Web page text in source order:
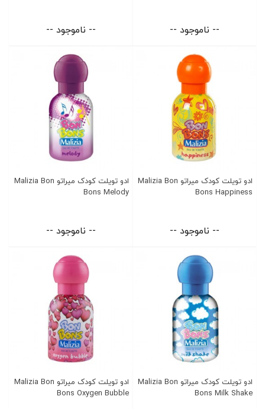
-- ناموجود -- -- ناموجود --
ادو تویلت کودک میراتو Malizia Bon
Bons Happiness
-- ناموجود --
ادو تویلت کودک میراتو Malizia Bon
Bons Melody
-- ناموجود --
ادو تویلت کودک میراتو Malizia Bon
Bons Milk Shake
ادو تویلت کودک میراتو Malizia Bon
Bons Oxygen Bubble